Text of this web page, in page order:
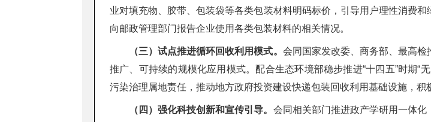
业对填充物、胶带、包装袋等各类包装材料明码标价，引导用户理性消费
向邮政管理部门报告企业使用各类包装材料的相关情况。
（三）试点推进循环回收利用模式。 会同国家发改委、商务部、最高
推广、可持续的规模化应用模式。配合生态环境部稳步推进“十四五”时期“
污染治理属地责任，推动地方政府投资建设快递包装回收利用基础设施，积
（四）强化科技创新和宣传引导。 会同相关部门推进政产学研用一体